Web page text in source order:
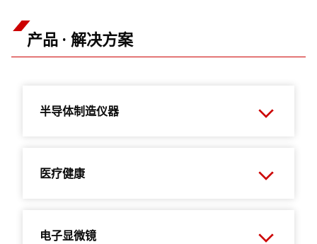
产品 · 解决方案
半导体制造仪器
医疗健康
电子显微镜